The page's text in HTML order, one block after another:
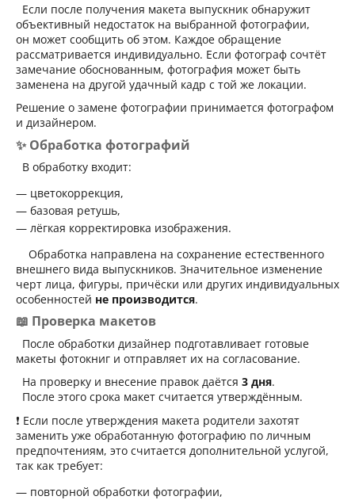
Если после получения макета выпускник обнаружит
объективный недостаток на выбранной фотографии,
он может сообщить об этом. Каждое обращение
рассматривается индивидуально. Если фотограф сочтёт
замечание обоснованным, фотография может быть
заменена на другой удачный кадр с той же локации.
Решение о замене фотографии принимается фотографом
и дизайнером.
✨ Обработка фотографий
В обработку входит:
цветокоррекция,
базовая ретушь,
лёгкая корректировка изображения.
Обработка направлена на сохранение естественного
внешнего вида выпускников. Значительное изменение
черт лица, фигуры, причёски или других индивидуальных
особенностей не производится.
📖 Проверка макетов
После обработки дизайнер подготавливает готовые
макеты фотокниг и отправляет их на согласование.
На проверку и внесение правок даётся 3 дня.
После этого срока макет считается утверждённым.
❗ Если после утверждения макета родители захотят
заменить уже обработанную фотографию по личным
предпочтениям, это считается дополнительной услугой,
так как требует:
повторной обработки фотографии,